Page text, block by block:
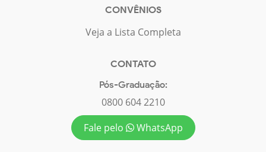
CONVÊNIOS
Veja a Lista Completa
CONTATO
Pós-Graduação:
0800 604 2210
Fale pelo
WhatsApp